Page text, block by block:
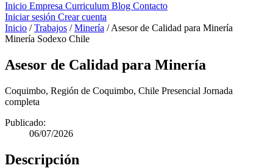
Inicio Empresa Curriculum Blog Contacto
Iniciar sesión Crear cuenta
Inicio / Trabajos / Minería / Asesor de Calidad para Minería
Minería Sodexo Chile
Asesor de Calidad para Minería
Coquimbo, Región de Coquimbo, Chile Presencial Jornada
completa
Publicado:
06/07/2026
Descripción